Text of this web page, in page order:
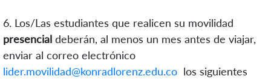
6. Los/Las estudiantes que realicen su movilidad
presencial deberán, al menos un mes antes de viajar,
enviar al correo electrónico
lider.movilidad@konradlorenz.edu.co los siguientes